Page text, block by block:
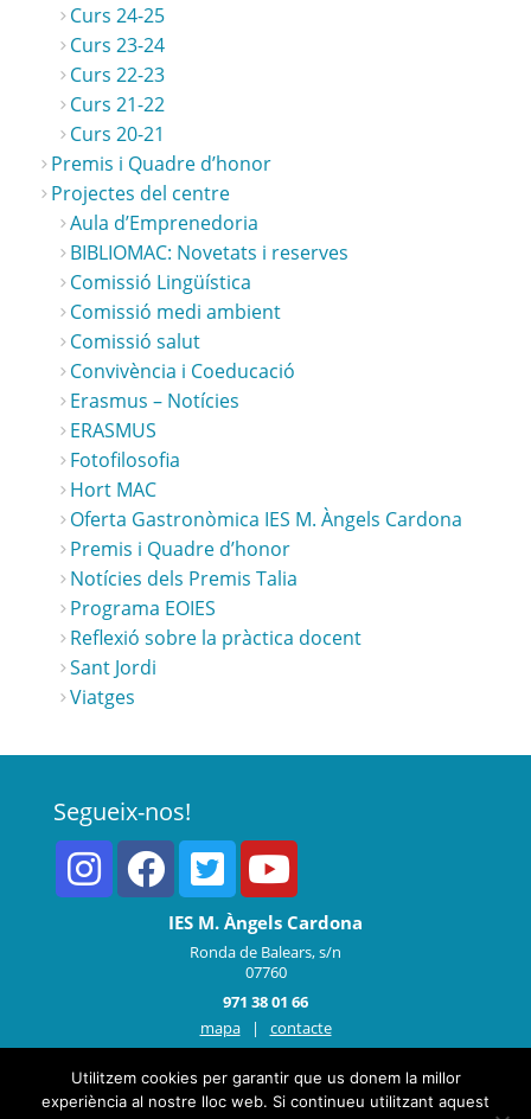
Curs 24-25
Curs 23-24
Curs 22-23
Curs 21-22
Curs 20-21
Premis i Quadre d’honor
Projectes del centre
Aula d’Emprenedoria
BIBLIOMAC: Novetats i reserves
Comissió Lingüística
Comissió medi ambient
Comissió salut
Convivència i Coeducació
Erasmus – Notícies
ERASMUS
Fotofilosofia
Hort MAC
Oferta Gastronòmica IES M. Àngels Cardona
Premis i Quadre d’honor
Notícies dels Premis Talia
Programa EOIES
Reflexió sobre la pràctica docent
Sant Jordi
Viatges
Segueix-nos!
IES M. Àngels Cardona
Ronda de Balears, s/n
07760
971 38 01 66
mapa
| contacte
Utilitzem cookies per garantir que us donem la millor
experiència al nostre lloc web. Si continueu utilitzant aquest